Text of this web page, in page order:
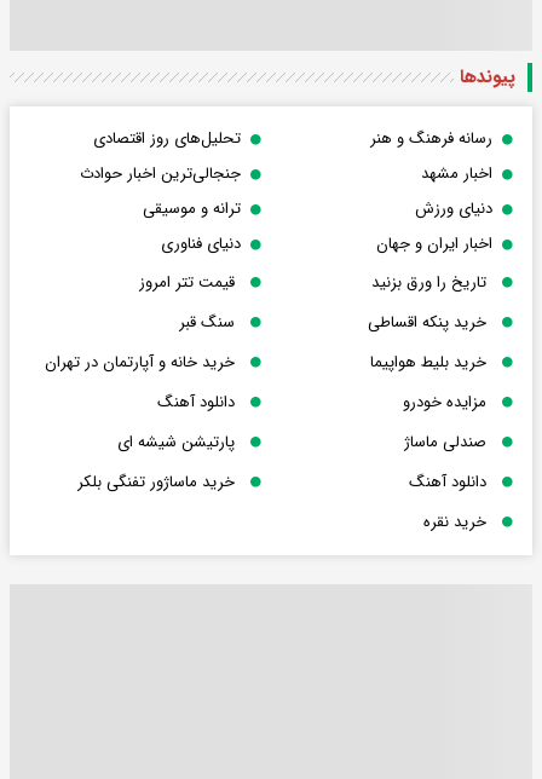
پیوندها
رسانه فرهنگ و هنر
تحلیل‌های روز اقتصادی
اخبار مشهد
جنجالی‌ترین اخبار حوادث
دنیای ورزش
ترانه و موسیقی
اخبار ایران و جهان
دنیای فناوری
تاریخ را ورق بزنید
قیمت تتر امروز
خرید پنکه اقساطی
سنگ قبر
خرید بلیط هواپیما
خرید خانه و آپارتمان در تهران
مزایده خودرو
دانلود آهنگ
صندلی ماساژ
پارتیشن شیشه ای
دانلود آهنگ
خرید ماساژور تفنگی بلکر
خرید نقره